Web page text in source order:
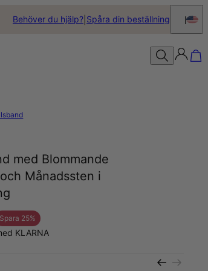
Behöver du hjälp? Spåra din beställning
med Blommande
Månadssten i
Spara 25%
KLARNA